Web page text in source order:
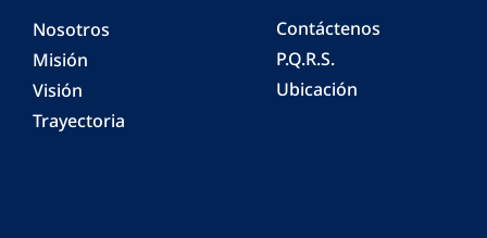
Nosotros
Misión
Visión
Trayectoria
Contáctenos
P.Q.R.S.
Ubicación